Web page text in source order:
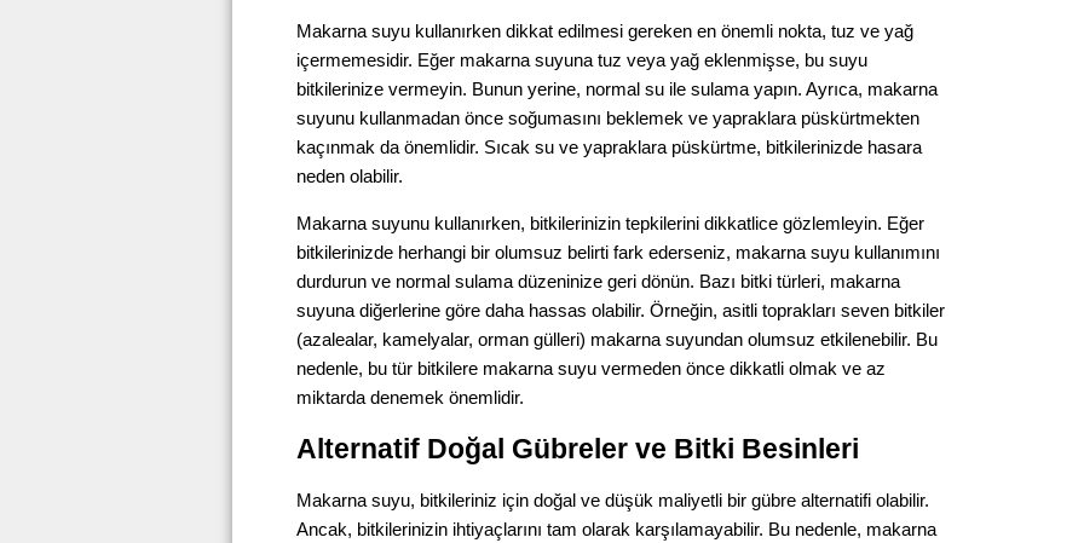
Makarna suyu kullanırken dikkat edilmesi gereken en önemli nokta, tuz ve yağ
içermemesidir. Eğer makarna suyuna tuz veya yağ eklenmişse, bu suyu
bitkilerinize vermeyin. Bunun yerine, normal su ile sulama yapın. Ayrıca, makarna
suyunu kullanmadan önce soğumasını beklemek ve yapraklara püskürtmekten
kaçınmak da önemlidir. Sıcak su ve yapraklara püskürtme, bitkilerinizde hasara
neden olabilir.
Makarna suyunu kullanırken, bitkilerinizin tepkilerini dikkatlice gözlemleyin. Eğer
bitkilerinizde herhangi bir olumsuz belirti fark ederseniz, makarna suyu kullanımını
durdurun ve normal sulama düzeninize geri dönün. Bazı bitki türleri, makarna
suyuna diğerlerine göre daha hassas olabilir. Örneğin, asitli toprakları seven bitkiler
(azalealar, kamelyalar, orman gülleri) makarna suyundan olumsuz etkilenebilir. Bu
nedenle, bu tür bitkilere makarna suyu vermeden önce dikkatli olmak ve az
miktarda denemek önemlidir.
Alternatif Doğal Gübreler ve Bitki Besinleri
Makarna suyu, bitkileriniz için doğal ve düşük maliyetli bir gübre alternatifi olabilir.
Ancak, bitkilerinizin ihtiyaçlarını tam olarak karşılamayabilir. Bu nedenle, makarna